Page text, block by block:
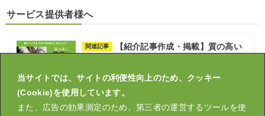
当サイトでは、サイトの利便性向上のため、クッキー
(Cookie)を使用しています。
また、広告の効果測定のため、第三者の運営するツールを使
サービス提供者様へ
関連記事
【紹介記事作成・掲載】質の高い
2022.06.15